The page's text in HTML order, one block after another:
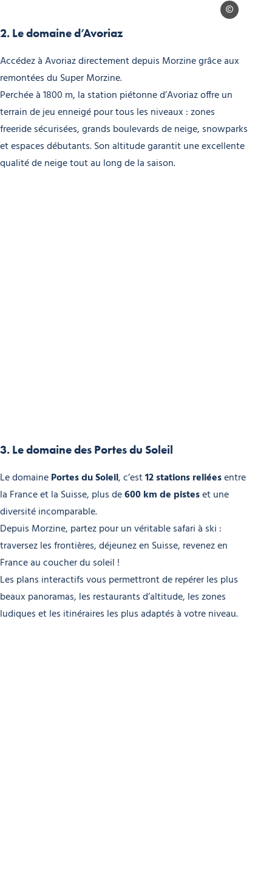
PLENEY-
2. Le domaine d’Avoriaz
Accédez à Avoriaz directement depuis Morzine grâce aux
remontées du Super Morzine.
Perchée à 1800 m, la station piétonne d’Avoriaz offre un
terrain de jeu enneigé pour tous les niveaux : zones
freeride sécurisées, grands boulevards de neige, snowparks
et espaces débutants. Son altitude garantit une excellente
qualité de neige tout au long de la saison.
3. Le domaine des Portes du Soleil
Le domainePortes du Soleil, c’est12 stations reliéesentre
la France et la Suisse, plus de600 km de pisteset une
diversité incomparable.
Depuis Morzine, partez pour un véritable safari à ski :
traversez les frontières, déjeunez en Suisse, revenez en
France au coucher du soleil !
Les plans interactifs vous permettront de repérer les plus
beaux panoramas, les restaurants d’altitude, les zones
ludiques et les itinéraires les plus adaptés à votre niveau.